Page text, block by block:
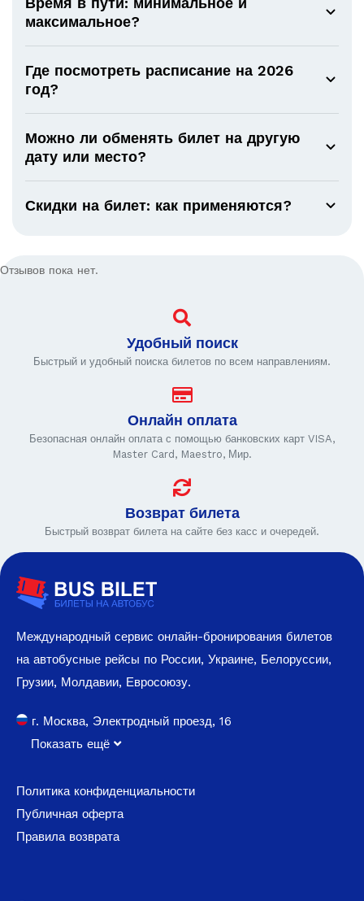
максимальное?
Где посмотреть расписание на 2026
год?
Можно ли обменять билет на другую
дату или место?
Скидки на билет: как применяются?
Отзывов пока нет.
Удобный поиск
Быстрый и удобный поиска билетов по всем направлениям.
Онлайн оплата
Безопасная онлайн оплата с помощью банковских карт VISA,
Master Card, Maestro, Мир.
Возврат билета
Быстрый возврат билета на сайте без касс и очередей.
Международный сервис онлайн-бронирования билетов
на автобусные рейсы по России, Украине, Белоруссии,
Грузии, Молдавии, Евросоюзу.
г. Москва, Электродный проезд, 16
Показать ещё
Политика конфиденциальности
Публичная оферта
Правила возврата